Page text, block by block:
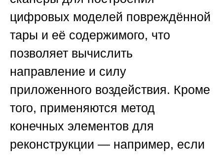
цифровых моделей повреждённой
тары и её содержимого, что
позволяет вычислить
направление и силу
приложенного воздействия. Кроме
того, применяются метод
конечных элементов для
реконструкции — например, если